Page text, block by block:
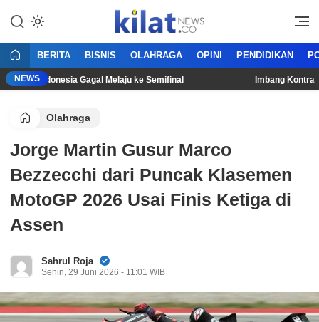
KilatNews.co
Mencerdaskan Anak Bangsa
BERITA BISNIS OLAHRAGA OPINI PENDIDIKAN
NEWS
Indonesia Gagal Melaju ke Semifinal Imbang Kontra
Olahraga
Jorge Martin Gusur Marco
Bezzecchi dari Puncak Klasemen
MotoGP 2026 Usai Finis Ketiga di
Assen
Sahrul Roja
Senin, 29 Juni 2026 - 11:01 WIB